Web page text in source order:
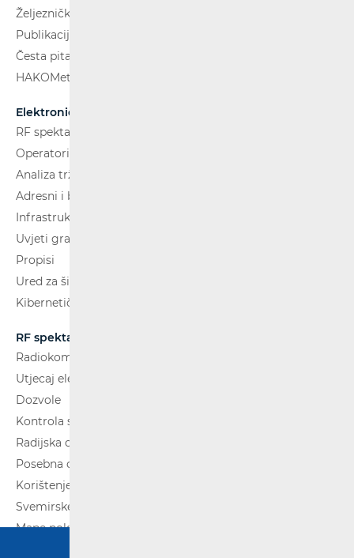
Željeznički putnički prijevoz
Publikacije
Česta pitanja
HAKOMetar
Elektroničke komunikacije
RF spektar
Operatori i usluge
Analiza tržišta
Adresni i brojevni prostor
Infrastruktura
Uvjeti gradnje
Propisi
Ured za širokopojasnost (BCO)
Kibernetička sigurnost
RF spektar
Radiokomunikacije i radiodifuzija
Utjecaj elektromagnetskih polja (EMP)
Dozvole
Kontrola spektra
Radijska oprema
Posebna ovlaštenja
Korištenje WAS/RLAN radijske opreme
Svemirske radijske komunikacije
Mape pokrivenosti